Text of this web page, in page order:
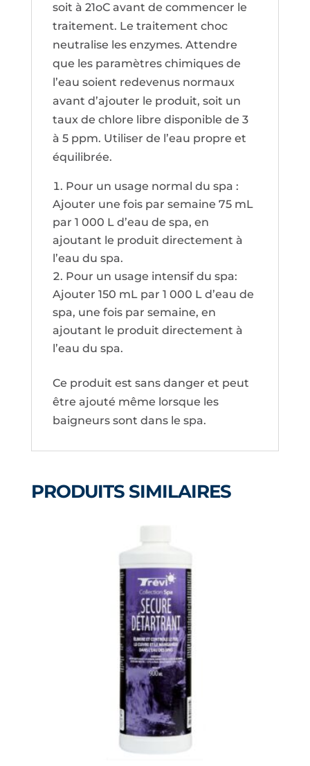
soit à 21oC avant de commencer le
traitement. Le traitement choc
neutralise les enzymes. Attendre
que les paramètres chimiques de
l’eau soient redevenus normaux
avant d’ajouter le produit, soit un
taux de chlore libre disponible de 3
à 5 ppm. Utiliser de l’eau propre et
équilibrée.
Pour un usage normal du spa :
Ajouter une fois par semaine 75 mL
par 1 000 L d’eau de spa, en
ajoutant le produit directement à
l’eau du spa.
Pour un usage intensif du spa:
Ajouter 150 mL par 1 000 L d’eau de
spa, une fois par semaine, en
ajoutant le produit directement à
l’eau du spa.
Ce produit est sans danger et peut
être ajouté même lorsque les
baigneurs sont dans le spa.
PRODUITS SIMILAIRES